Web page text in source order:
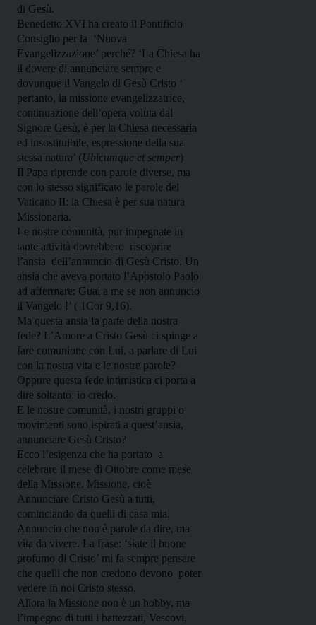
di Gesù.
Benedetto XVI ha creato il Pontificio
Consiglio per la
‘Nuova
Evangelizzazione’ perché? ‘La Chiesa ha
il dovere di annunciare sempre e
dovunque il Vangelo di Gesù Cristo ‘
pertanto, la missione evangelizzatrice,
continuazione dell’opera voluta dal
Signore Gesù, è per la Chiesa necessaria
ed insostituibile, espressione della sua
stessa natura’ (Ubicumque et semper)
Il Papa riprende con parole diverse, ma
con lo stesso significato le parole del
Vaticano II: la Chiesa è per sua natura
Missionaria.
Le nostre comunità, pur impegnate in
tante attività dovrebbero riscoprire
l’ansia dell’annuncio di Gesù Cristo. Un
ansia che aveva portato l’Apostolo Paolo
ad affermare: Guai a me se non annuncio
il Vangelo !’ ( 1Cor 9,16).
Ma questa ansia fa parte della nostra
fede? L’Amore a Cristo Gesù ci spinge a
fare comunione con Lui, a parlare di Lui
con la nostra vita e le nostre parole?
Oppure questa fede intimistica ci porta a
dire soltanto: io credo.
E le nostre comunità, i nostri gruppi o
movimenti sono ispirati a quest’ansia,
annunciare Gesù Cristo?
Ecco l’esigenza che ha portato a
celebrare il mese di Ottobre come mese
della Missione. Missione, cioè
Annunciare Cristo Gesù a tutti,
cominciando da quelli di casa mia.
Annuncio che non è parole da dire, ma
vita da vivere. La frase: ‘siate il buone
profumo di Cristo’ mi fa sempre pensare
che quelli che non credono devono poter
vedere in noi Cristo stesso.
Allora la Missione non è un hobby, ma
l’impegno di tutti i battezzati, Vescovi,